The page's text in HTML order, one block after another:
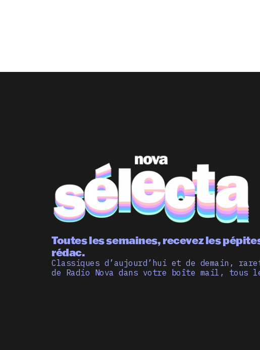
Toutes les semaines, recevez les
rédac.
Classiques d’aujourd’hui et de demain,
de Radio Nova dans votre boîte mail, tous